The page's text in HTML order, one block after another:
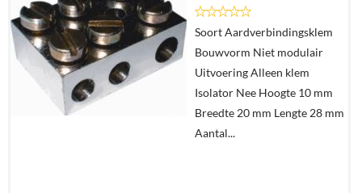
Details
In
winkelmand
Soort Aardverbindingsklem
Bouwvorm Niet modulair
Uitvoering Alleen klem
Isolator Nee Hoogte 10 mm
Breedte 20 mm Lengte 28 mm
Aantal...